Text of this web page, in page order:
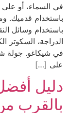
في السماء، أو
باستخدام قدميك.
باستخدام وسائل
الدراجة، السكوتر
في شيكاغو. جولة
على […]
دليل
بالقرب